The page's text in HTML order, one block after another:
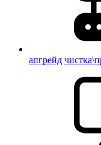
апгрейд